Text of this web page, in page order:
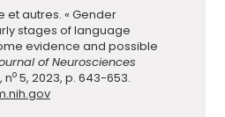
et autres. « Gender
stages of language
evidence and possible
of Neurosciences
no 5, 2023, p. 643-653.